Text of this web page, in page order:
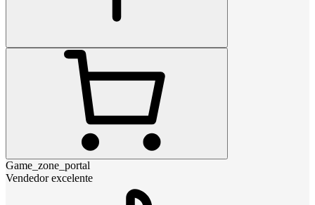
Game_zone_portal
Vendedor excelente